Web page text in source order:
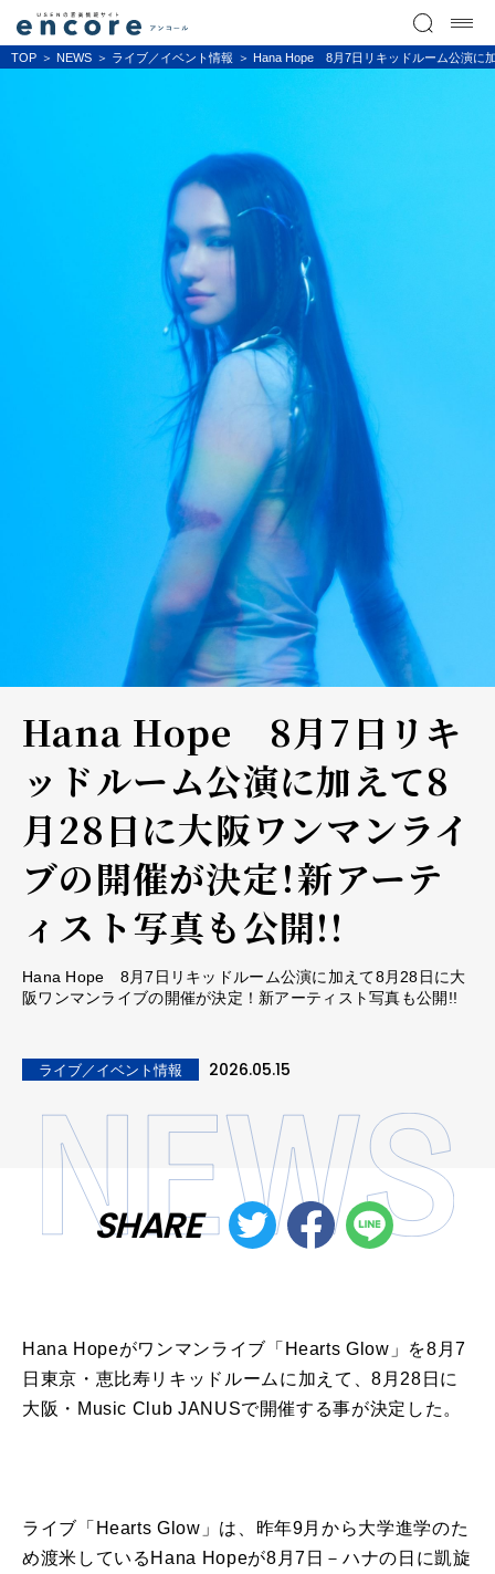
TOP NEWS ライブ／イベント情報 Hana Hope 8月7日リキッドルーム公演に
Hana Hope 8月7日リキ
ッドルーム公演に加えて8
月28日に大阪ワンマンライ
ブの開催が決定！新アーテ
ィスト写真も公開!!
Hana Hope 8月7日リキッドルーム公演に加えて8月28日に大
阪ワンマンライブの開催が決定！新アーティスト写真も公開!!
ライブ／イベント情報 2026.05.15
SHARE
Hana Hopeがワンマンライブ 「 Hearts Glow 」を8月 7
日 東京・恵比寿リキッド ルームに加え て 、8月28 日 に
大阪 ・ Music Club JANUSで開催する事が決定 した。
ライブ 「 Hearts Glow 」は、昨年9月から大学進学のた
め渡米している Hana Hopeが8月 7 日 －ハナの 日 に凱旋